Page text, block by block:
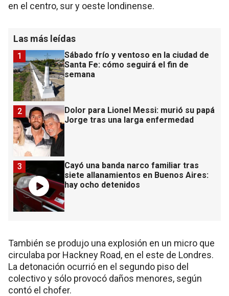
en el centro, sur y oeste londinense.
Las más leídas
Sábado frío y ventoso en la ciudad de
Santa Fe: cómo seguirá el fin de
semana
1
Dolor para Lionel Messi: murió su papá
Jorge tras una larga enfermedad
2
Cayó una banda narco familiar tras
siete allanamientos en Buenos Aires:
hay ocho detenidos
3
También se produjo una explosión en un micro que
circulaba por Hackney Road, en el este de Londres.
La detonación ocurrió en el segundo piso del
colectivo y sólo provocó daños menores, según
contó el chofer.